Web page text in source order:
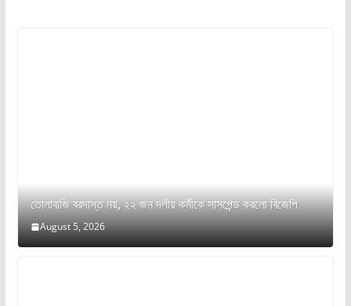
তোলাবাজি বরদাস্ত নয়, ২২ জন দলীয় কর্মীকে সাসপেন্ড করলো বিজেপি
August 5, 2026